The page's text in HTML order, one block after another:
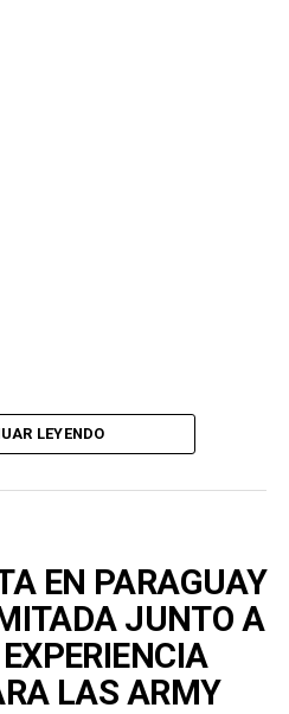
LEYENDO
EN PARAGUAY
JUNTO A
LAS ARMY